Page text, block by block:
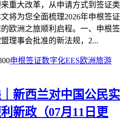
重大改革，从申请方式到签证类
将为您全面梳理2026年申根签证
欧洲之旅顺利启程。一、申根签
理事会批准的新法规，2...
申根签证数字化EES欧洲旅游
新西兰对中国公民实
新政（07月11日更